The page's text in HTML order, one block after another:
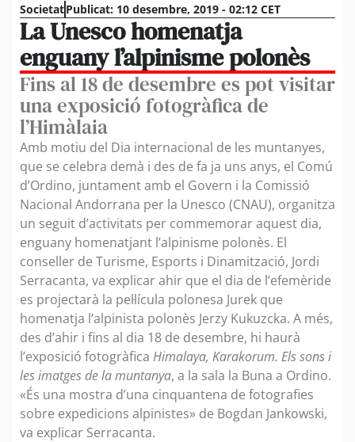
SocietatPublicat: 10 desembre, 2019 - 02:12 CET
La Unesco homenatja
enguany l’alpinisme polonès
Fins al 18 de desembre es pot visitar
una exposició fotogràfica de
l’Himàlaia
Amb motiu del Dia internacional de les muntanyes,
que se celebra demà i des de fa ja uns anys, el Comú
d’Ordino, juntament amb el Govern i la Comissió
Nacional Andorrana per la Unesco (CNAU), organitza
un seguit d’activitats per commemorar aquest dia,
enguany homenatjant l’alpinisme polonès. El
conseller de Turisme, Esports i Dinamització, Jordi
Serracanta, va explicar ahir que el dia de l’efemèride
es projectarà la pel·lícula polonesa Jurek que
homenatja l’alpinista polonès Jerzy Kukuzcka. A més,
des d’ahir i fins al dia 18 de desembre, hi haurà
l’exposició fotogràfica Himalaya, Karakorum. Els sons i
les imatges de la muntanya, a la sala la Buna a Ordino.
«És una mostra d’una cinquantena de fotografies
sobre expedicions alpinistes» de Bogdan Jankowski,
va explicar Serracanta.